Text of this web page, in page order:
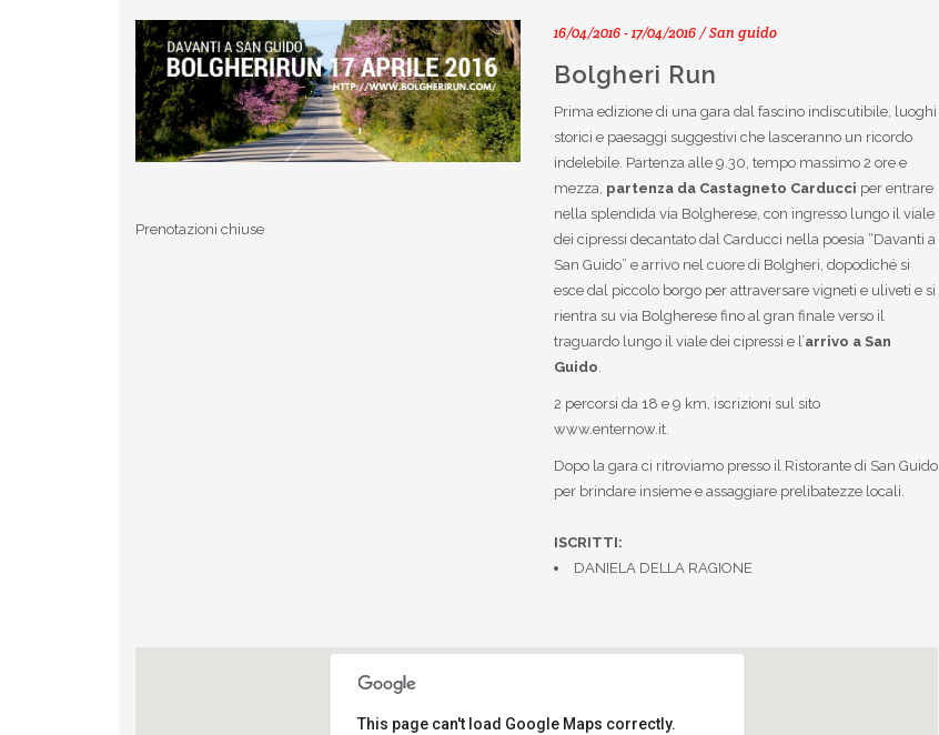
Prenotazioni chiuse
16/04/2016 - 17/04/2016 / San guido
Bolgheri Run
Prima edizione di una gara dal fascino indiscutibile, luoghi
storici e paesaggi suggestivi che lasceranno un ricordo
indelebile. Partenza alle 9.30, tempo massimo 2 ore e
mezza, partenza da Castagneto Carducci per entrare
nella splendida via Bolgherese, con ingresso lungo il viale
dei cipressi decantato dal Carducci nella poesia “Davanti a
San Guido” e arrivo nel cuore di Bolgheri, dopodiché si
esce dal piccolo borgo per attraversare vigneti e uliveti e si
rientra su via Bolgherese fino al gran finale verso il
traguardo lungo il viale dei cipressi e l’arrivo a San
Guido.
2 percorsi da 18 e 9 km, iscrizioni sul sito
www.enternow.it.
Dopo la gara ci ritroviamo presso il Ristorante di San Guido
per brindare insieme e assaggiare prelibatezze locali.
ISCRITTI:
DANIELA DELLA RAGIONE
This page can't load Google Maps correctly.